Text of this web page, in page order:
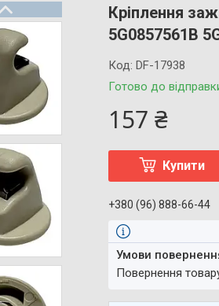
Кріплення
5G0857561B
Готово до
Код:DF-17938
157 ₴
Купити
+380 (96) 888-66-44
повернення